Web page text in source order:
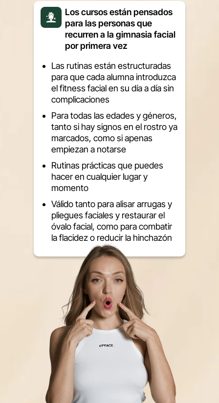
Rutinas prácticas que puedes
hacer en cualquier lugar y
momento
Válido tanto para alisar arrugas y
pliegues faciales y restaurar el
óvalo facial, como para combatir
la flacidez o reducir la hinchazón
Las rutinas están estructuradas
para que cada alumna introduzca
el fitness facial en su día a día sin
complicaciones
Los cursos están pensados
para las personas que
recurren a la gimnasia facial
por primera vez
Para todas las edades y géneros,
tanto si hay signos en el rostro ya
marcados, como si apenas
empiezan a notarse